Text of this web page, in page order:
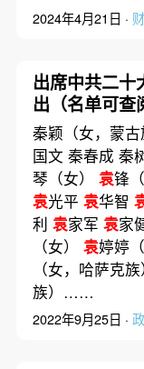
2024年4月21日 ·
出席中共二十
出（名单可查
秦颖（女，蒙
国文 秦春成 秦
琴（女） 袁锋
袁光平 袁华智
利 袁家军 袁家
（女） 袁婷婷
（女，哈萨克
族）……
2022年9月25日 ·